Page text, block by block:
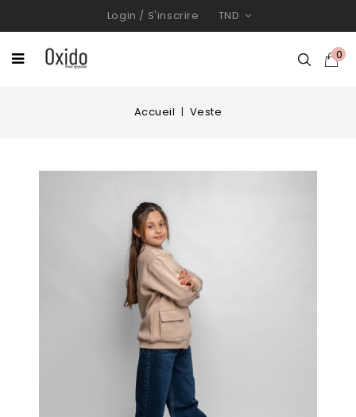
Login / S'inscrire TND
0
Accueil Veste